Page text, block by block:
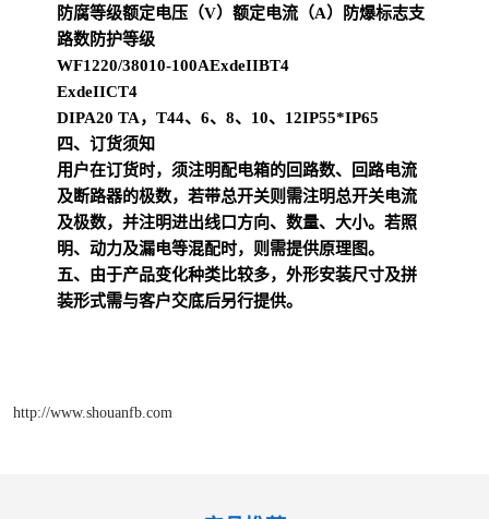
防腐等级额定电压（V） 额定电流（A） 防爆标志支
路数防护等级
WF1220/38010-100AExdeIIBT4
ExdeIICT4
DIPA20 TA，T44、6、8、10、12IP55*IP65
四、订货须知
用户在订货时，须注明配电箱的回路数、回路电流
及断路器的极数，若带总开关则需注明总开关电流
及极数，并注明进出线口方向、数量、大小。若照
明、动力及漏电等混配时，则需提供原理图。
五、由于产品变化种类比较多，外形安装尺寸及拼
装形式需与客户交底后另行提供。
http://www.shouanfb.com